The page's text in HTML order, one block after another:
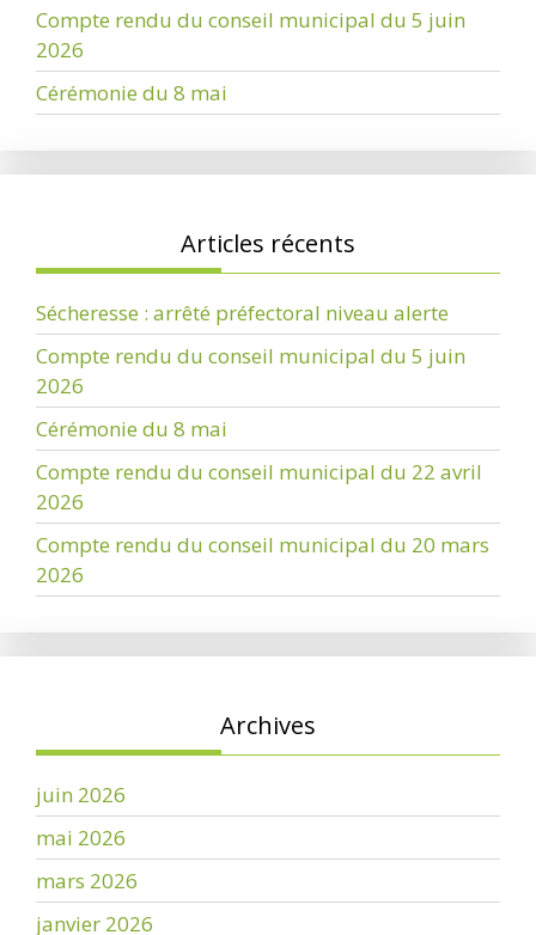
Compte rendu du conseil municipal du 5 juin
2026
Cérémonie du 8 mai
Articles récents
Sécheresse : arrêté préfectoral niveau alerte
Compte rendu du conseil municipal du 5 juin
2026
Cérémonie du 8 mai
Compte rendu du conseil municipal du 22 avril
2026
Compte rendu du conseil municipal du 20 mars
2026
Archives
juin 2026
mai 2026
mars 2026
janvier 2026